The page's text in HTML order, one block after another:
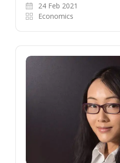
24 Feb 2021
Economics